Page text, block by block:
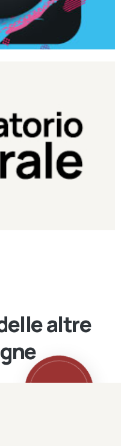
Eduardo de Filippo
altre